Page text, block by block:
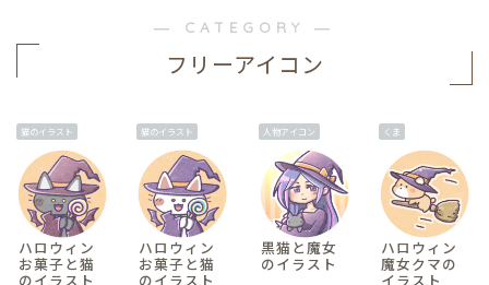
― CATEGORY ―
フリーアイコン
猫のイラスト
ハロウィン
お菓子と猫
のイラスト
猫のイラスト
ハロウィン
お菓子と猫
のイラスト
人物アイコン
黒猫と魔女
のイラスト
くま
ハロウィン
魔女クマの
イラスト